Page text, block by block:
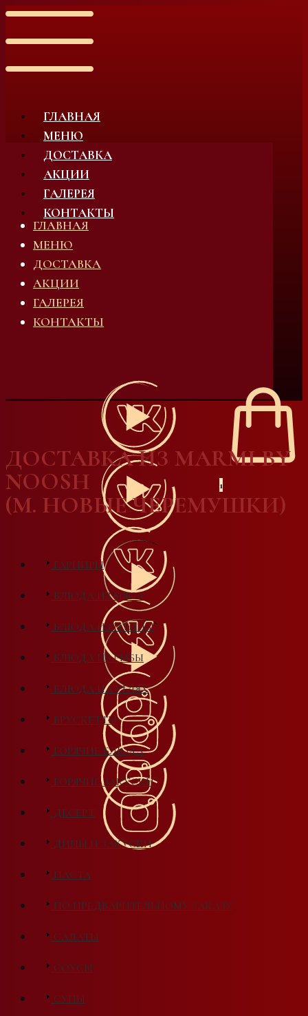
ГЛАВНАЯ
МЕНЮ
ДОСТАВКА
АКЦИИ
ГАЛЕРЕЯ
КОНТАКТЫ
ГЛАВНАЯ
МЕНЮ
ДОСТАВКА
АКЦИИ
ГАЛЕРЕЯ
КОНТАКТЫ
1
ДОСТАВКА ИЗ MARMI BY
NOOSH
(М. НОВЫЕ ЧЕРЕМУШКИ)
ГАРНИРЫ
БЛЮДА ИЗ МЯСА
БЛЮДА ИЗ ПТИЦЫ
БЛЮДА ИЗ РЫБЫ
БЛЮДА НА УГЛЯХ
БРУСКЕТТЫ
ГОРЯЧИЕ БЛЮДА
ГОРЯЧИЕ ЗАКУСКИ
ДЕСЕРТ
ДИПЫ И ЗАКУСКИ
ПАСТА
ПО ПРЕДВАРИТЕЛЬНОМУ ЗАКАЗУ
САЛАТЫ
СОУСЫ
СУПЫ